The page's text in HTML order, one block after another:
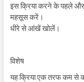
इस क्रिया करने के पहले और
महसूस करें।
धीरे से आंखें खोलें।
विशेष
यह क्रिया एक तरफ कम से